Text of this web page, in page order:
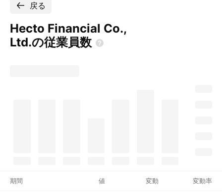
戻る
Hecto Financial Co.,
Ltd.の従業員数
期間 値 変動 変動率